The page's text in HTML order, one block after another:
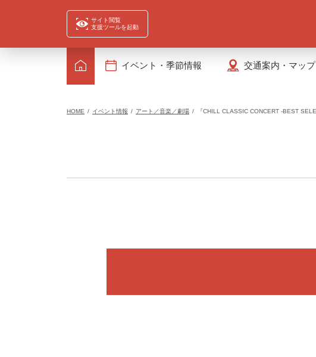
サイト閲覧
支援ツールを起動
イベント・季節情報 交通案内・マップ
HOME イベント情報 アート／音楽／劇場 『CHILL CLASSIC CONCERT -BEST